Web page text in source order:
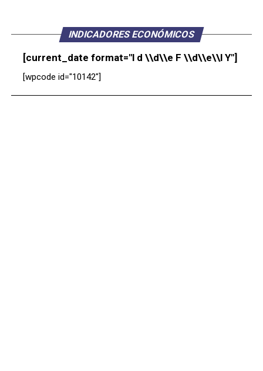
INDICADORES ECONÓMICOS
[current_date format="l d \\d\\e F \\d\\e\\l Y"]
[wpcode id="10142"]